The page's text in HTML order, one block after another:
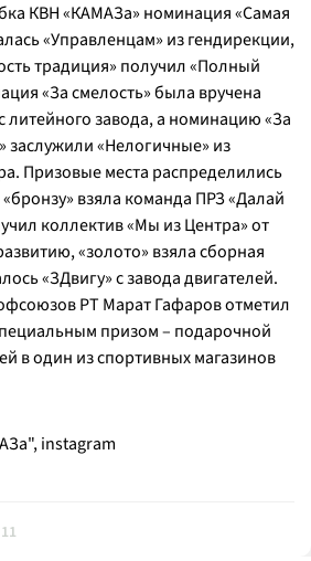
КВН «КАМАЗа» номинация «Самая
«Управленцам» из гендирекции,
традиция» получил «Полный
«За смелость» была вручена
литейного завода, а номинацию «За
«Нелогичные» из
Призовые места распределились
взяла команда ПРЗ «Далай
коллектив «Мы из Центра» от
«золото» взяла сборная
«ЗДвигу» с завода двигателей.
РТ Марат Гафаров отметил
призом – подарочной
в один из спортивных магазинов
instagram
11